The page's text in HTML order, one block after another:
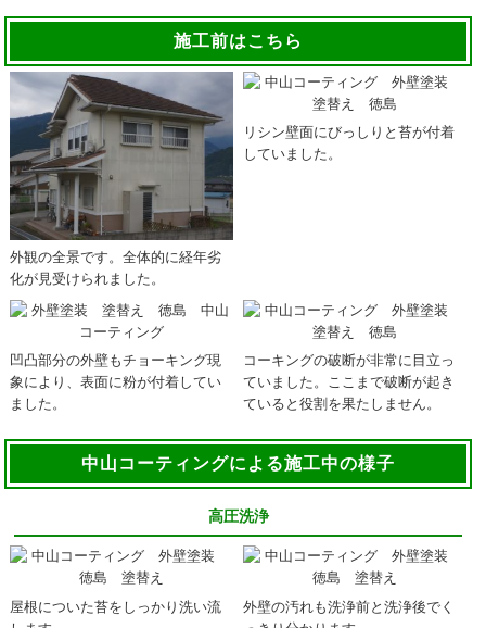
施工前はこちら
外観の全景です。全体的に経年劣
化が見受けられました。
リシン壁面にびっしりと苔が付着
していました。
凹凸部分の外壁もチョーキング現
象により、表面に粉が付着してい
ました。
コーキングの破断が非常に目立っ
ていました。ここまで破断が起き
ていると役割を果たしません。
中山コーティングによる施工中の様子
高圧洗浄
屋根についた苔をしっかり洗い流
外壁の汚れも洗浄前と洗浄後でく